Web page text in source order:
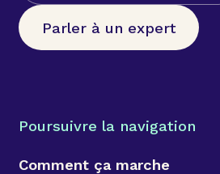
Parler à un expert
Poursuivre la navigation
Comment ça marche